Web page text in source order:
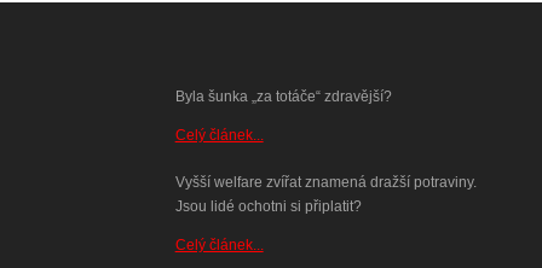
Byla šunka „za totáče“ zdravější?
Celý článek...
Vyšší welfare zvířat znamená dražší potraviny.
Jsou lidé ochotni si připlatit?
Celý článek...